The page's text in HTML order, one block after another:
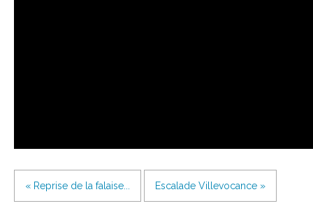
« Reprise de la falaise... Escalade Villevocance »